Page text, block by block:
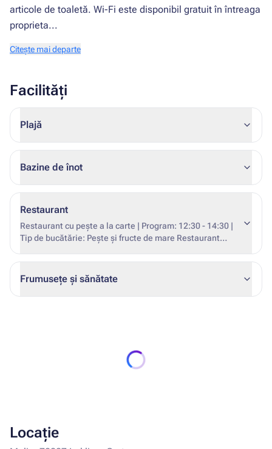
articole de toaletă. Wi-Fi este disponibil gratuit în întreaga
proprieta...
Citește mai departe
Facilități
Plajă
Bazine de înot
Restaurant
Restaurant cu pește a la carte | Program: 12:30 - 14:30 |
Tip de bucătărie: Pește și fructe de mare Restaurant
18:30 - 21:15 | Tip de bucătărie: grecească și
internațională | Aer conditionat | De nefumători Taverna a
la carte | Program: 10:00 – 18:00 | Tip de bucătărie:
grecească și internațională Cafea Program: 17:00 - 00:00
Frumusețe și sănătate
Locație